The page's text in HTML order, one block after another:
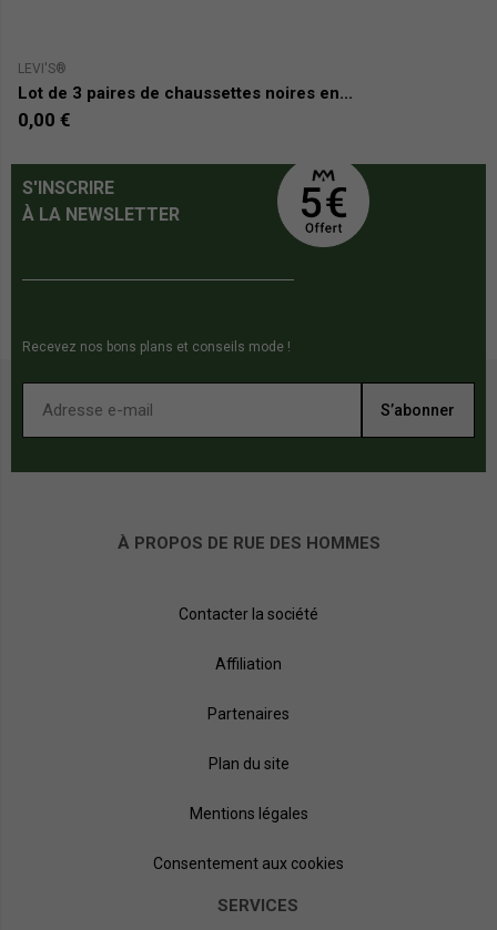
LEVI'S®
Lot de 3 paires de chaussettes noires en...
0,00 €
S'INSCRIRE
À LA NEWSLETTER
Recevez nos bons plans et conseils mode !
S’abonner
À PROPOS DE RUE DES HOMMES
Contacter la société
Affiliation
Partenaires
Plan du site
Mentions légales
Consentement aux cookies
SERVICES